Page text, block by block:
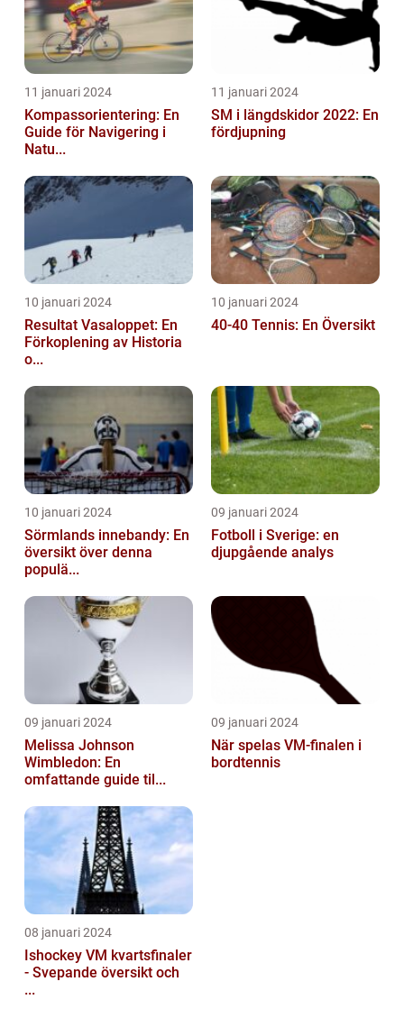
11 januari 2024
Kompassorientering: En
Guide för Navigering i
Natu...
11 januari 2024
SM i längdskidor 2022: En
fördjupning
10 januari 2024
Resultat Vasaloppet: En
Förkoplening av Historia
o...
10 januari 2024
40-40 Tennis: En Översikt
10 januari 2024
Sörmlands innebandy: En
översikt över denna
populä...
09 januari 2024
Fotboll i Sverige: en
djupgående analys
09 januari 2024
Melissa Johnson
Wimbledon: En
omfattande guide til...
09 januari 2024
När spelas VM-finalen i
bordtennis
08 januari 2024
Ishockey VM kvartsfinaler
- Svepande översikt och
...